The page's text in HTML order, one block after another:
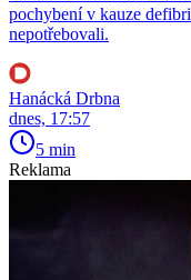
pochybení v kauze
nepotřebovali.
Hanácká Drbna
dnes, 17:57
5 min
Reklama